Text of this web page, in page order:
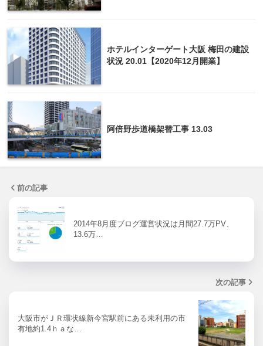
ホテルインターゲート大阪 梅田の建設
状況 20.01【2020年12月開業】
阿倍野歩道橋架替工事 13.03
前の記事
2014年8月度ブログ運営状況は月間27.7万PV、
13.6万…
次の記事
大阪市がＪＲ環状線新今宮駅前にある未利用の市
有地約1.4ｈａな…